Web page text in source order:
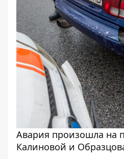
Авария произошла на
Калиновой и